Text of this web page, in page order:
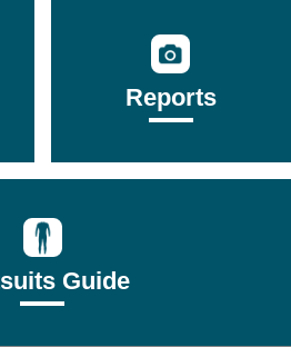
Reports
Guide